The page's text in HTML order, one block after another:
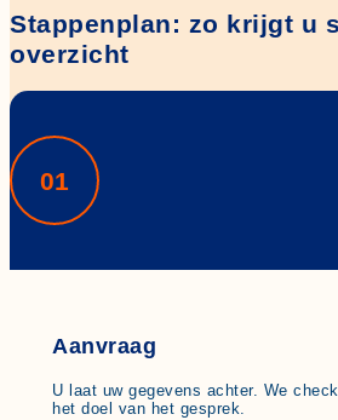
Stappenplan: zo krijgt u
overzicht
01
Aanvraag
U laat uw gegevens achter. We
het doel van het gesprek.